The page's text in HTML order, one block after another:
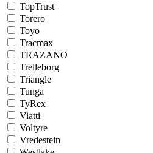
TopTrust
Torero
Toyo
Tracmax
TRAZANO
Trelleborg
Triangle
Tunga
TyRex
Viatti
Voltyre
Vredestein